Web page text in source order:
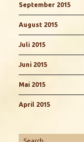
September 2015
August 2015
Juli 2015
Juni 2015
Mai 2015
April 2015